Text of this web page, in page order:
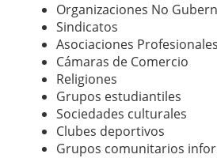
Organizaciones No
Sindicatos
Asociaciones Profesionales
Cámaras de Comercio
Religiones
Grupos estudiantiles
Sociedades culturales
Clubes deportivos
Grupos comunitarios